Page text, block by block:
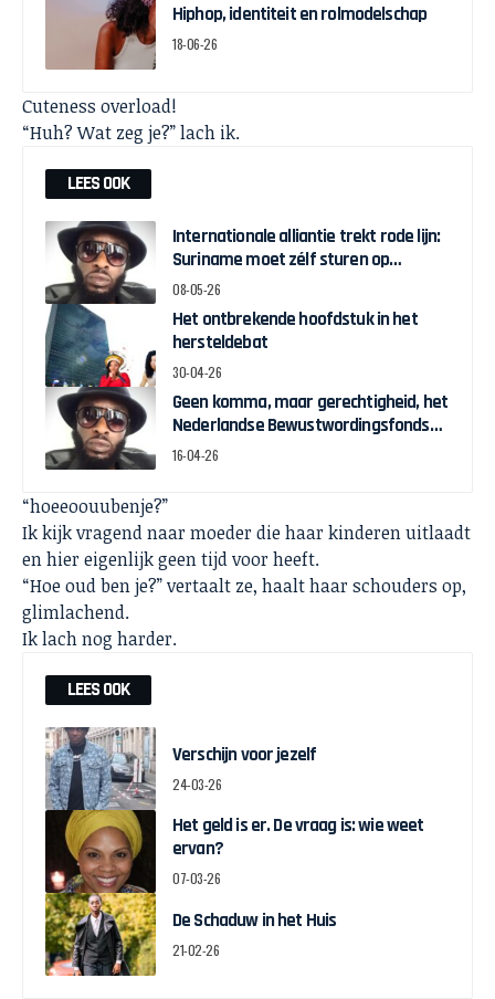
Hiphop, identiteit en rolmodelschap
18-06-26
Cuteness overload!
“Huh? Wat zeg je?” lach ik.
LEES OOK
Internationale alliantie trekt rode lijn:
Suriname moet zélf sturen op
herstelgelden
08-05-26
Het ontbrekende hoofdstuk in het
hersteldebat
30-04-26
Geen komma, maar gerechtigheid, het
Nederlandse Bewustwordingsfonds
en de strijd om zeggenschap
16-04-26
“hoeeoouubenje?”
Ik kijk vragend naar moeder die haar kinderen uitlaadt
en hier eigenlijk geen tijd voor heeft.
“Hoe oud ben je?” vertaalt ze, haalt haar schouders op,
glimlachend.
Ik lach nog harder.
LEES OOK
Verschijn voor jezelf
24-03-26
Het geld is er. De vraag is: wie weet
ervan?
07-03-26
De Schaduw in het Huis
21-02-26